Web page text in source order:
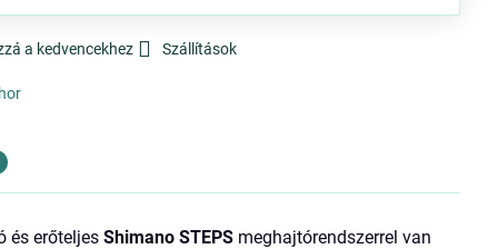
a kedvencekhez Szállítások
és erőteljesShimano STEPS meghajtórendszerrel van